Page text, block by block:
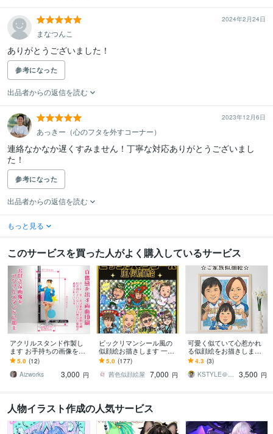
2024年2月24日
まなつんこ
ありがとうございました！
参考になった
出品者からの返信を読む
2023年12月6日
あっきー（心のフタを外すコーナー）
連絡なかなか遅くすみません！丁寧な対応ありがとうございまし
た！
参考になった
出品者からの返信を読む
もっと見る
このサービスを買った人がよく購入しているサービス
アクリルスタンド作製し
ます お手持ちの画像をト
リミング加工してアクリ
ルにUV印刷します
5.0 (12)
Aizworks
3,000 円
ビックリマンシール風の
似顔絵お描きします 一般
の方、企業、インフルエ
ンサー、有名人の方等幅
広い実績あり
5.0 (177)
茜色似顔絵屋
7,000 円
可愛く似ていて心惹かれ
る似顔絵をお描きします
家族やご友人の記念日・
誕生日お祝い、ご長寿・
退職お祝いに！
4.3 (3)
KSTYLE＠似顔絵検定協会公認似顔絵師
3,500 円
人物イラスト作成の人気サービス